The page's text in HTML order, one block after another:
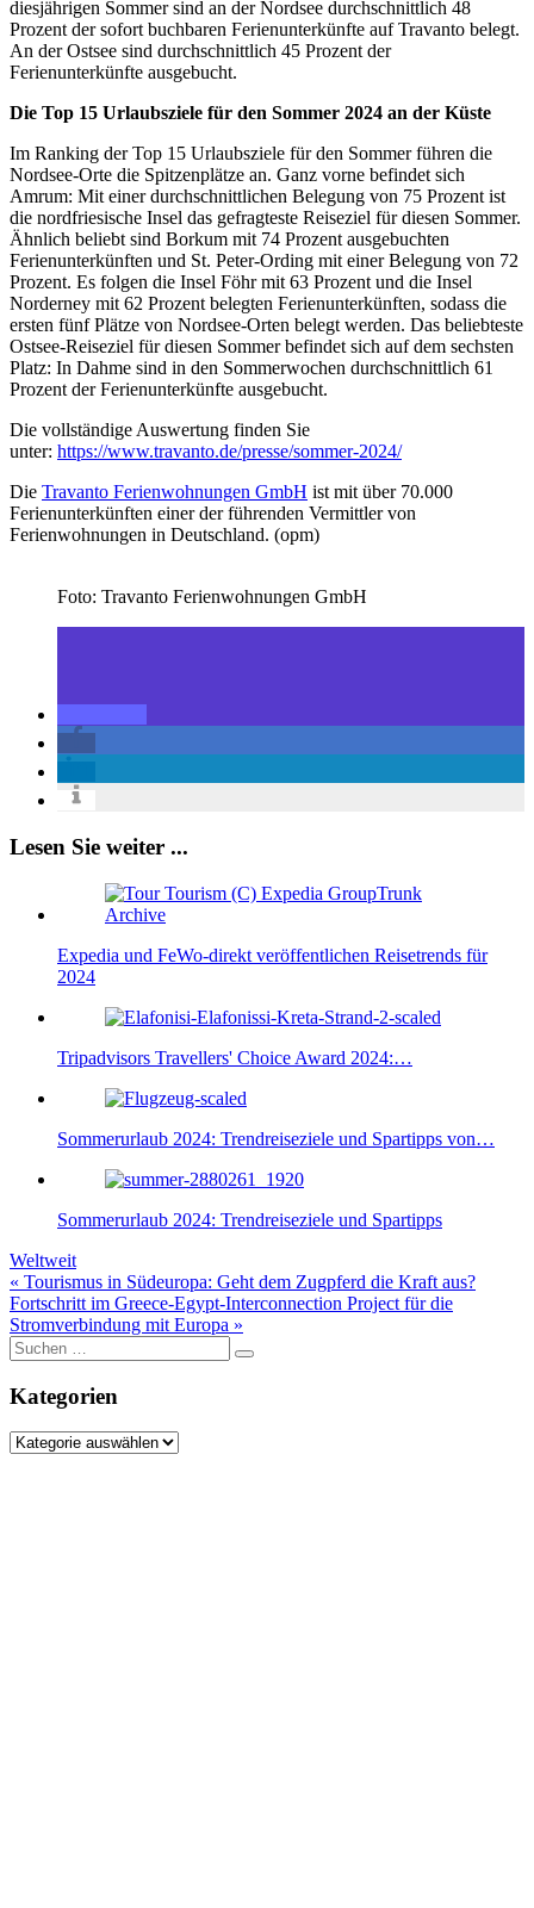
diesjährigen Sommer sind an der Nordsee durchschnittlich 48
Prozent der sofort buchbaren Ferienunterkünfte auf Travanto belegt.
An der Ostsee sind durchschnittlich 45 Prozent der
Ferienunterkünfte ausgebucht.
Die Top 15 Urlaubsziele für den Sommer 2024 an der Küste
Im Ranking der Top 15 Urlaubsziele für den Sommer führen die
Nordsee-Orte die Spitzenplätze an. Ganz vorne befindet sich
Amrum: Mit einer durchschnittlichen Belegung von 75 Prozent ist
die nordfriesische Insel das gefragteste Reiseziel für diesen Sommer.
Ähnlich beliebt sind Borkum mit 74 Prozent ausgebuchten
Ferienunterkünften und St. Peter-Ording mit einer Belegung von 72
Prozent. Es folgen die Insel Föhr mit 63 Prozent und die Insel
Norderney mit 62 Prozent belegten Ferienunterkünften, sodass die
ersten fünf Plätze von Nordsee-Orten belegt werden. Das beliebteste
Ostsee-Reiseziel für diesen Sommer befindet sich auf dem sechsten
Platz: In Dahme sind in den Sommerwochen durchschnittlich 61
Prozent der Ferienunterkünfte ausgebucht.
Die vollständige Auswertung finden Sie
unter: https://www.travanto.de/presse/sommer-2024/
Die Travanto Ferienwohnungen GmbH ist mit über 70.000
Ferienunterkünften einer der führenden Vermittler von
Ferienwohnungen in Deutschland. (opm)
Foto: Travanto Ferienwohnungen GmbH
Lesen Sie weiter ...
Expedia und FeWo-direkt veröffentlichen Reisetrends für
2024
Tripadvisors Travellers' Choice Award 2024:…
Sommerurlaub 2024: Trendreiseziele und Spartipps von…
Sommerurlaub 2024: Trendreiseziele und Spartipps
Weltweit
Beitragsnavigation
« Tourismus in Südeuropa: Geht dem Zugpferd die Kraft aus?
Fortschritt im Greece-Egypt-Interconnection Project für die
Stromverbindung mit Europa »
Suche
nach:
Kategorien
Kategorien